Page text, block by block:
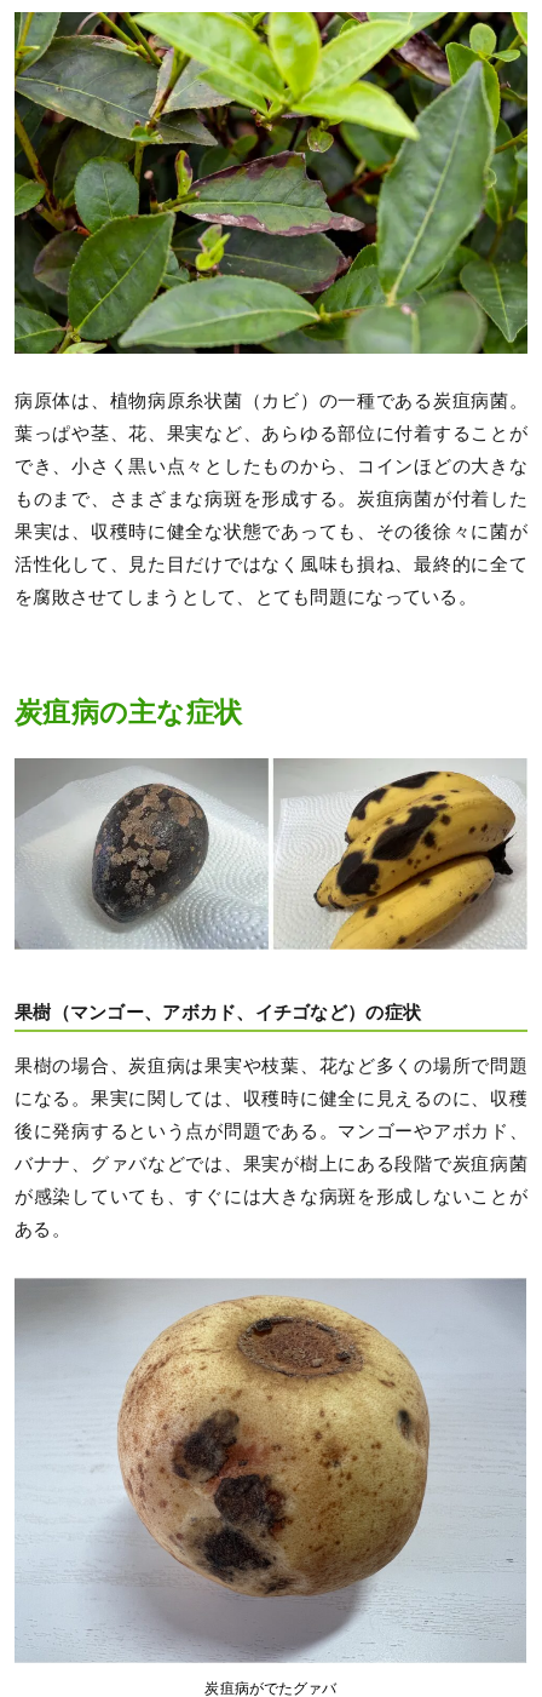
病原体は、植物病原糸状菌（カビ）の一種である炭疽病菌。
葉っぱや茎、花、果実など、あらゆる部位に付着することが
でき、小さく黒い点々としたものから、コインほどの大きな
ものまで、さまざまな病斑を形成する。炭疽病菌が付着した
果実は、収穫時に健全な状態であっても、その後徐々に菌が
活性化して、見た目だけではなく風味も損ね、最終的に全て
を腐敗させてしまうとして、とても問題になっている。
炭疽病の主な症状
果樹（マンゴー、アボカド、イチゴなど）の症状
果樹の場合、炭疽病は果実や枝葉、花など多くの場所で問題
になる。果実に関しては、収穫時に健全に見えるのに、収穫
後に発病するという点が問題である。マンゴーやアボカド、
バナナ、グァバなどでは、果実が樹上にある段階で炭疽病菌
が感染していても、すぐには大きな病斑を形成しないことが
ある。
炭疽病がでたグァバ